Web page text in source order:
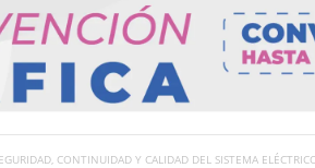
CONTINUIDAD Y CALIDAD DEL SISTEMA